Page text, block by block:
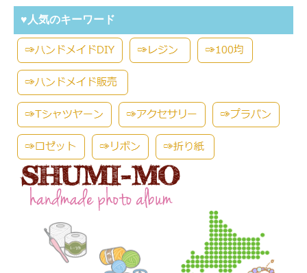
♥人気のキーワード